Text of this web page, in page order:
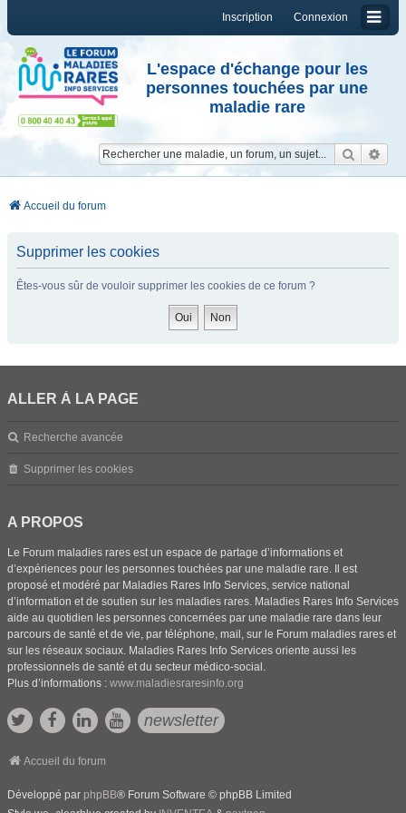
Connexion
Inscription
L'espace d'échange pour les
personnes touchées par une
maladie rare
Accueil du forum
Supprimer les cookies
Êtes-vous sûr de vouloir supprimer les cookies de ce forum ?
ALLER À LA PAGE
Recherche avancée
Supprimer les cookies
A PROPOS
Le Forum maladies rares est un espace de partage d’informations et
d’expériences pour les personnes touchées par une maladie rare. Il est
proposé et modéré par Maladies Rares Info Services, service national
d’information et de soutien sur les maladies rares. Maladies Rares Info Services
aide au quotidien les personnes concernées par une maladie rare dans leur
parcours de santé et de vie, par téléphone, mail, sur le Forum maladies rares et
sur les réseaux sociaux. Maladies Rares Info Services oriente aussi les
professionnels de santé et du secteur médico-social.
Plus d’informations : www.maladiesraresinfo.org
newsletter
Accueil du forum
Développé par phpBB® Forum Software © phpBB Limited